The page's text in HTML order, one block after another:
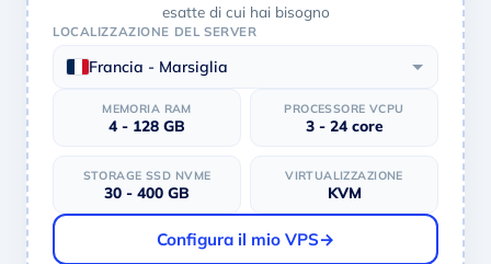
esatte di cui hai bisogno
LOCALIZZAZIONE DEL SERVER
Francia - Marsiglia
MEMORIA RAM
4 - 128 GB
PROCESSORE VCPU
3 - 24 core
STORAGE SSD NVME
30 - 400 GB
VIRTUALIZZAZIONE
KVM
Configura il mio VPS→